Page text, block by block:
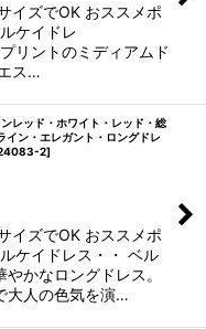
イズでOK おススメポ
ケイドレ
リントのミディアムド
ス…
レッド・ホワイト・レッド・総
イン・エレガント・ロングドレ
2]
イズでOK おススメポ
ケイドレス・・ ベル
かなロングドレス。
大人の色気を演…